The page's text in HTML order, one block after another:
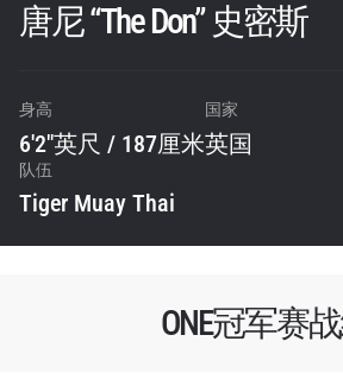
唐尼 “The Don” 史密斯
身高
6'2"英尺 / 187厘米
国家
英国
队伍
Tiger Muay Thai
ONE冠军赛